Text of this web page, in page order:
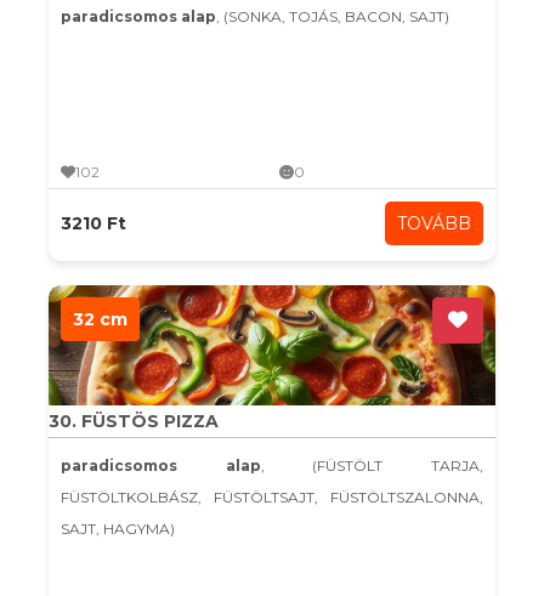
paradicsomos alap, (SONKA, TOJÁS, BACON, SAJT)
102 0
3210 Ft TOVÁBB
32 cm
30. FÜSTÖS PIZZA
paradicsomos alap, (FÜSTÖLT TARJA,
FÜSTÖLTKOLBÁSZ, FÜSTÖLTSAJT, FÜSTÖLTSZALONNA,
SAJT, HAGYMA)